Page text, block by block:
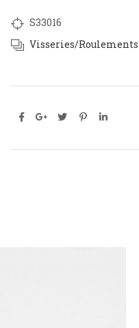
S33016
Visseries/Roulements